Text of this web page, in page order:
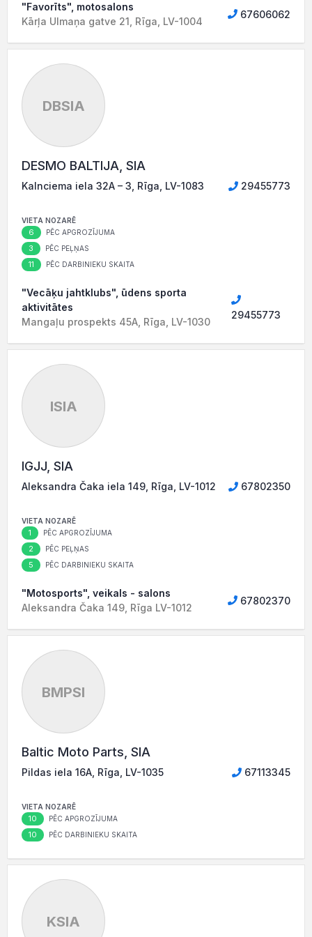
"Favorīts", motosalons
Kārļa Ulmaņa gatve 21, Rīga, LV-1004
67606062
DBSIA
DESMO BALTIJA, SIA
Kalnciema iela 32A – 3, Rīga, LV-1083 29455773
VIETA NOZARĒ
6 PĒC APGROZĪJUMA
3 PĒC PEĻŅAS
11 PĒC DARBINIEKU SKAITA
"Vecāķu jahtklubs", ūdens sporta
aktivitātes
Mangaļu prospekts 45A, Rīga, LV-1030
29455773
ISIA
IGJJ, SIA
Aleksandra Čaka iela 149, Rīga, LV-1012 67802350
VIETA NOZARĒ
1 PĒC APGROZĪJUMA
2 PĒC PEĻŅAS
5 PĒC DARBINIEKU SKAITA
"Motosports", veikals - salons
Aleksandra Čaka 149, Rīga LV-1012
67802370
BMPSI
Baltic Moto Parts, SIA
Pildas iela 16A, Rīga, LV-1035 67113345
VIETA NOZARĒ
10 PĒC APGROZĪJUMA
10 PĒC DARBINIEKU SKAITA
KSIA